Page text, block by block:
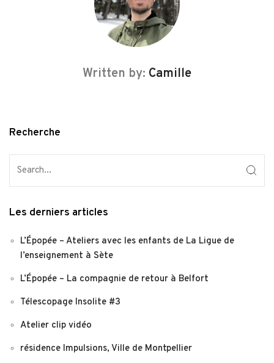
Written by: Camille
Recherche
Les derniers articles
L’Épopée – Ateliers avec les enfants de La Ligue de
l’enseignement à Sète
L’Épopée – La compagnie de retour à Belfort
Télescopage Insolite #3
Atelier clip vidéo
résidence Impulsions, Ville de Montpellier